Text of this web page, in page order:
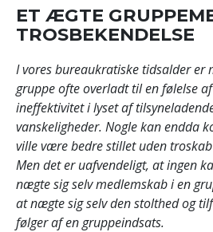
ET ÆGTE
TROSBEKENDELSE
I vores bureaukratiske tidsalder er
gruppe ofte overladt til en følelse
ineffektivitet i lyset af
vanskeligheder. Nogle kan endda
ville være bedre stillet uden
Men det er uafvendeligt, at ingen
nægte sig selv medlemskab i en
at nægte sig selv den stolthed og
følger af en gruppeindsats.